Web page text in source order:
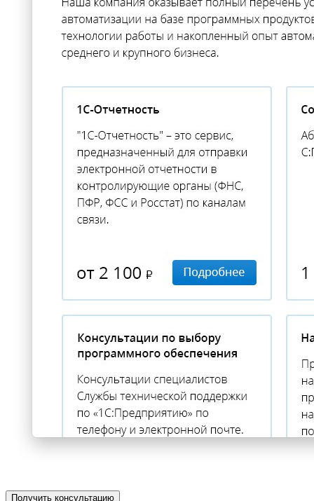
Получить консультацию